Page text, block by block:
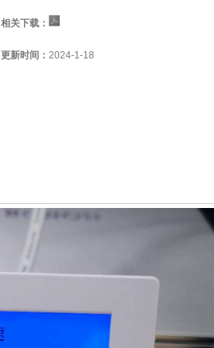
相关下载：
更新时间： 2024-1-18